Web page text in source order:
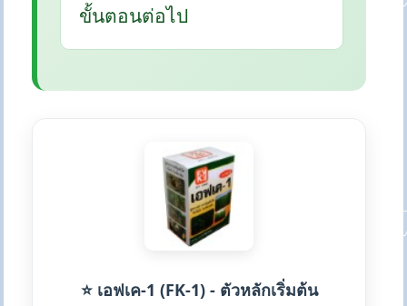
ขั้นตอนต่อไป
⭐ เอฟเค-1 (FK-1) - ตัวหลักเริ่มต้น